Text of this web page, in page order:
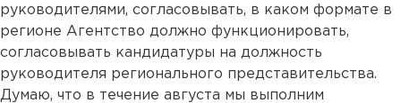
руководителями, согласовывать, в каком формате в
регионе Агентство должно функционировать,
согласовывать кандидатуры на должность
руководителя регионального представительства.
Думаю, что в течение августа мы выполним